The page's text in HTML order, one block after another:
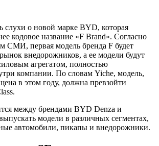
слухи о новой марке BYD, которая
кодовое название «F Brand». Согласно
СМИ, первая модель бренда F будет
внедорожников, а ее модели будут
агрегатом, полностью
компании. По словам Yiche, модель,
в этом году, должна превзойти
между брендами BYD Denza и
модели в различных сегментах,
автомобили, пикапы и внедорожники.